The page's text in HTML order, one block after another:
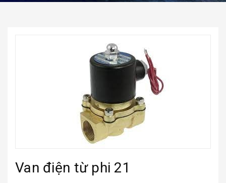
Van điện từ phi 21